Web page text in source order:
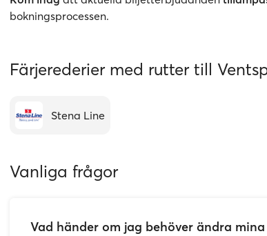
bokningsprocessen.
Färjerederier med rutter till
Stena Line
Vanliga frågor
Vad händer om jag behöver ändra